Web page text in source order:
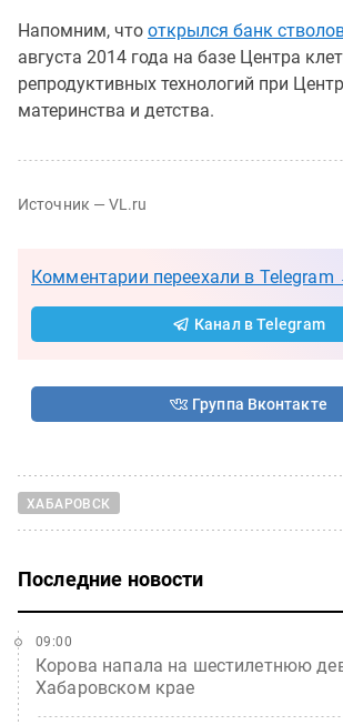
Напомним, что открылся банк
августа 2014 года на базе Центра
репродуктивных технологий при
материнства и детства.
Источник — VL.ru
Комментарии переехали в Telegram
Канал в Telegram
Группа Вконтакте
ХАБАРОВСК
Последние новости
Корова напала на шестилетнюю
Хабаровском крае
09:00